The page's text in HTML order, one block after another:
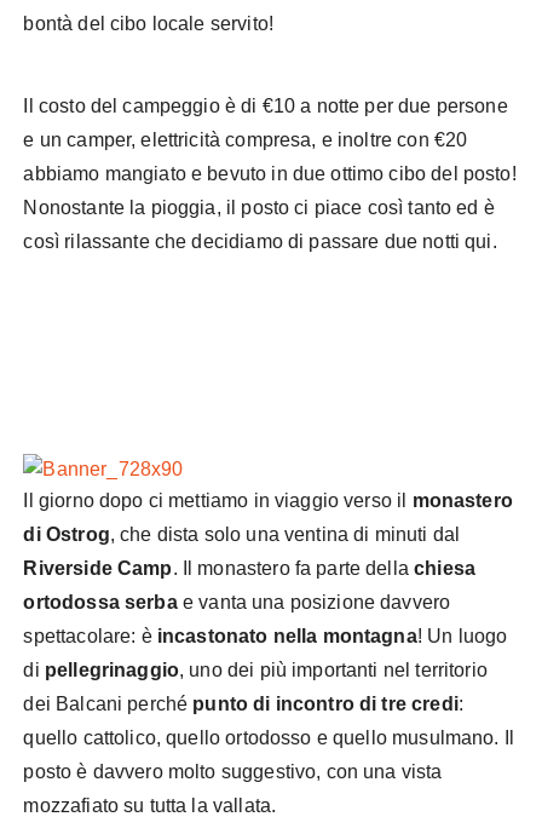
bontà del cibo locale servito!
Il costo del campeggio è di €10 a notte per due persone
e un camper, elettricità compresa, e inoltre con €20
abbiamo mangiato e bevuto in due ottimo cibo del posto!
Nonostante la pioggia, il posto ci piace così tanto ed è
così rilassante che decidiamo di passare due notti qui.
Il giorno dopo ci mettiamo in viaggio verso il monastero
di Ostrog, che dista solo una ventina di minuti dal
Riverside Camp. Il monastero fa parte dellachiesa
ortodossa serbae vanta una posizione davvero
spettacolare: è incastonato nella montagna! Un luogo
di pellegrinaggio, uno dei più importanti nel territorio
dei Balcani perché punto di incontro di tre credi:
quello cattolico, quello ortodosso e quello musulmano. Il
posto è davvero molto suggestivo, con una vista
mozzafiato su tutta la vallata.